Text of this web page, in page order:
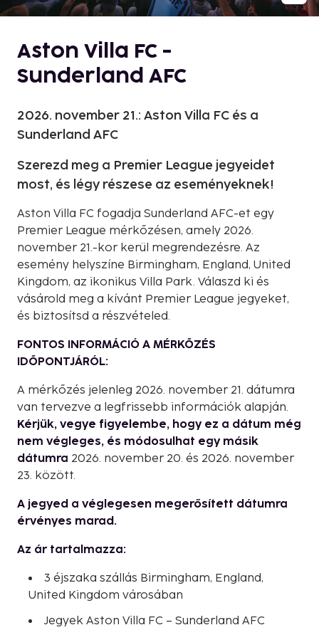
Aston Villa FC -
Sunderland AFC
2026. november 21.: Aston Villa FC és a
Sunderland AFC
Szerezd meg a Premier League jegyeidet
most, és légy részese az eseményeknek!
Aston Villa FC fogadja Sunderland AFC-et egy
Premier League mérkőzésen, amely 2026.
november 21.-kor kerül megrendezésre. Az
esemény helyszíne Birmingham, England, United
Kingdom, az ikonikus Villa Park. Válaszd ki és
vásárold meg a kívánt Premier League jegyeket,
és biztosítsd a részvételed.
FONTOS INFORMÁCIÓ A MÉRKŐZÉS
IDŐPONTJÁRÓL:
A mérkőzés jelenleg 2026. november 21. dátumra
van tervezve a legfrissebb információk alapján.
Kérjük, vegye figyelembe, hogy ez a dátum még
nem végleges, és módosulhat egy másik
dátumra 2026. november 20. és 2026. november
23. között.
A jegyed a véglegesen megerősített dátumra
érvényes marad.
Az ár tartalmazza:
3 éjszaka szállás Birmingham, England,
United Kingdom városában
Jegyek Aston Villa FC – Sunderland AFC